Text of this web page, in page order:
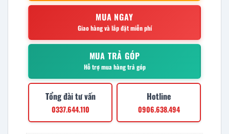
MUA NGAY
Giao hàng và lắp đặt miễn phí
MUA TRẢ GÓP
Hỗ trợ mua hàng trả góp
Tổng đài tư vấn
0337.644.110
Hotline
0906.638.494